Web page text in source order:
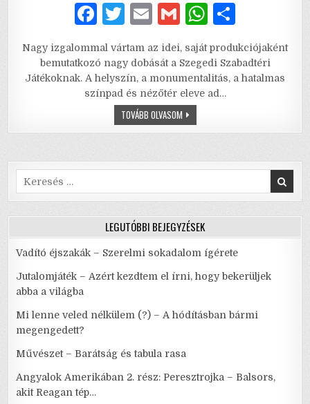
F
c
e
b
k
T
it
te
r
E
ai
l
G
ai
l
W
at
s
A
ar
e
Nagy izgalommal vártam az idei, saját produkciójaként
bemutatkozó nagy dobását a Szegedi Szabadtéri
Játékoknak. A helyszín, a monumentalitás, a hatalmas
színpad és nézőtér eleve ad…
TOVÁBB OLVASOMCHICAGO
–
SZEX,
ÉS
NAGYMENŐK
Search
for:
LEGUTÓBBI BEJEGYZÉSEK
Vadító éjszakák – Szerelmi sokadalom ígérete
Jutalomjáték – Azért kezdtem el írni, hogy bekerüljek
abba a világba
Mi lenne veled nélkülem (?) – A hódításban bármi
megengedett?
Művészet – Barátság és tabula rasa
Angyalok Amerikában 2. rész: Peresztrojka – Balsors,
akit Reagan tép…